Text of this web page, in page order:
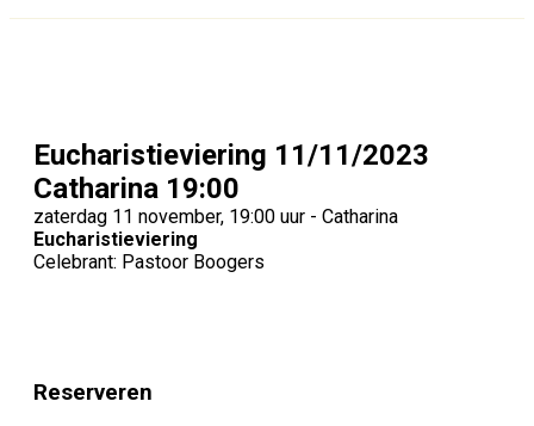
Eucharistieviering 11/11/2023
Catharina 19:00
zaterdag 11 november, 19:00 uur - Catharina
Eucharistieviering
Celebrant: Pastoor Boogers
Reserveren